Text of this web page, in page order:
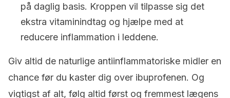
på daglig basis. Kroppen vil tilpasse sig det
ekstra vitaminindtag og hjælpe med at
reducere inflammation i leddene.
Giv altid de naturlige antiinflammatoriske midler en
chance før du kaster dig over ibuprofenen. Og
vigtigst af alt, følg altid først og fremmest lægens